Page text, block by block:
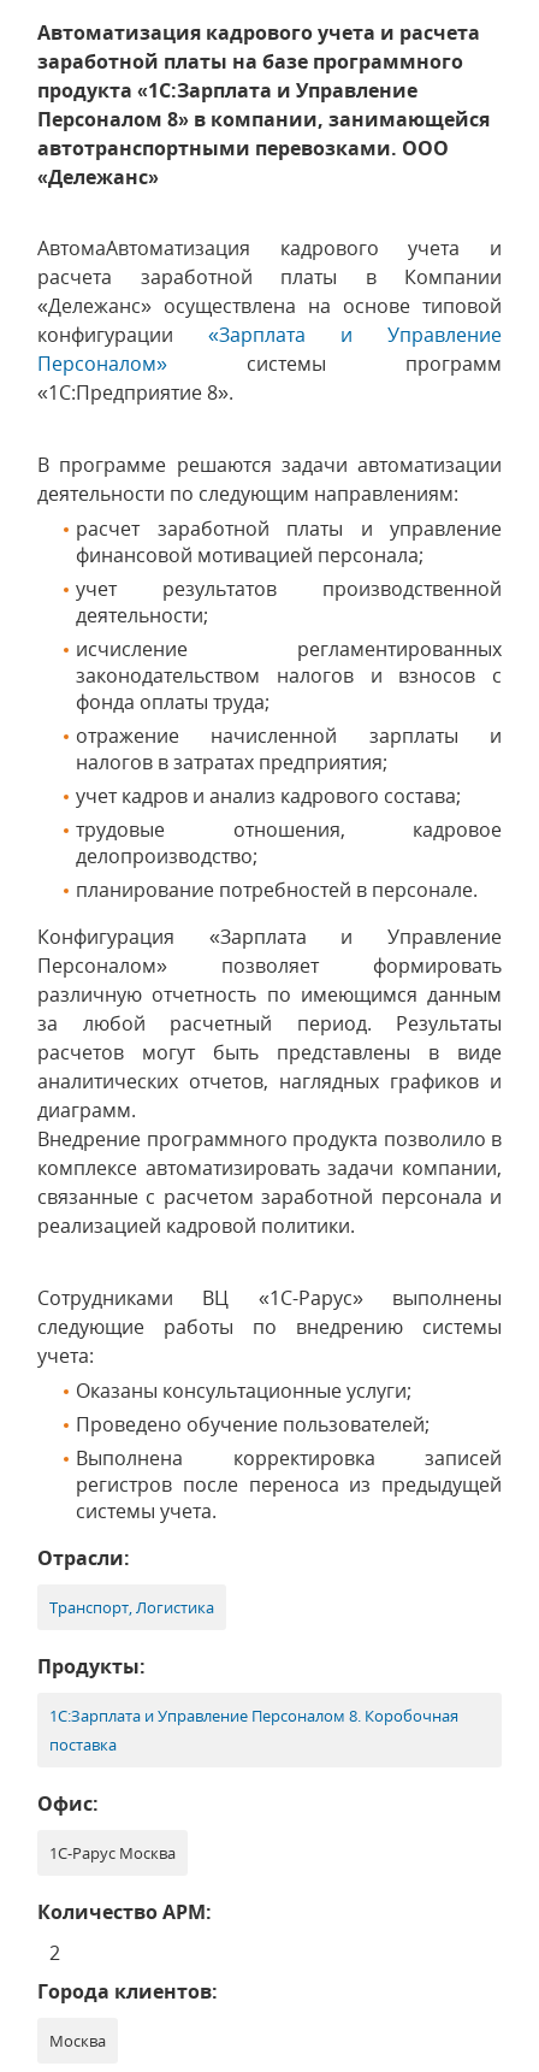
Автоматизация кадрового учета и расчета
заработной платы на базе программного
продукта «1С:Зарплата и Управление
Персоналом 8» в компании, занимающейся
автотранспортными перевозками. ООО
«Дележанс»
АвтомаАвтоматизация кадрового учета и
расчета заработной платы в Компании
«Дележанс» осуществлена на основе типовой
конфигурации «Зарплата и Управление
Персоналом» системы программ
«1С:Предприятие 8».
В программе решаются задачи автоматизации
деятельности по следующим направлениям:
расчет заработной платы и управление
финансовой мотивацией персонала;
учет результатов производственной
деятельности;
исчисление регламентированных
законодательством налогов и взносов с
фонда оплаты труда;
отражение начисленной зарплаты и
налогов в затратах предприятия;
учет кадров и анализ кадрового состава;
трудовые отношения, кадровое
делопроизводство;
планирование потребностей в персонале.
Конфигурация «Зарплата и Управление
Персоналом» позволяет формировать
различную отчетность по имеющимся данным
за любой расчетный период. Результаты
расчетов могут быть представлены в виде
аналитических отчетов, наглядных графиков и
диаграмм.
Внедрение программного продукта позволило в
комплексе автоматизировать задачи компании,
связанные с расчетом заработной персонала и
реализацией кадровой политики.
Сотрудниками ВЦ «1С-Рарус» выполнены
следующие работы по внедрению системы
учета:
Оказаны консультационные услуги;
Проведено обучение пользователей;
Выполнена корректировка записей
регистров после переноса из предыдущей
системы учета.
Отрасли:
Транспорт, Логистика
Продукты:
1С:Зарплата и Управление Персоналом 8. Коробочная
поставка
Офис:
1С-Рарус Москва
Количество АРМ:
2
Города клиентов:
Москва